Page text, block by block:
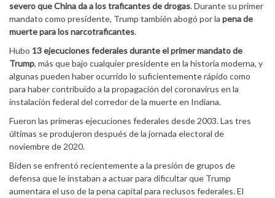
severo que China da a los traficantes de drogas. Durante su primer
mandato como presidente, Trump también abogó por la pena de
muerte para los narcotraficantes.
Hubo 13 ejecuciones federales durante el primer mandato de
Trump, más que bajo cualquier presidente en la historia moderna, y
algunas pueden haber ocurrido lo suficientemente rápido como
para haber contribuido a la propagación del coronavirus en la
instalación federal del corredor de la muerte en Indiana.
Fueron las primeras ejecuciones federales desde 2003. Las tres
últimas se produjeron después de la jornada electoral de
noviembre de 2020.
Biden se enfrentó recientemente a la presión de grupos de
defensa que le instaban a actuar para dificultar que Trump
aumentara el uso de la pena capital para reclusos federales. El